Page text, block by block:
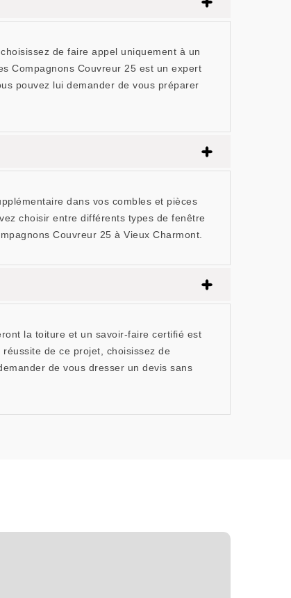
de faire appel uniquement à un
Compagnons Couvreur 25 est un expert
pouvez lui demander de vous préparer
dans vos combles et pièces
choisir entre différents types de fenêtre
Couvreur 25 à Vieux Charmont.
la toiture et un savoir-faire certifié est
de ce projet, choisissez de
de vous dresser un devis sans